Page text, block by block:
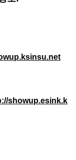
showup.esink.k